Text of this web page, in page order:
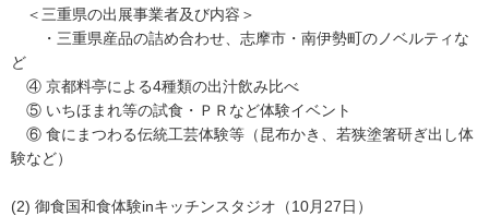
＜三重県の出展事業者及び内容＞
・三重県産品の詰め合わせ、志摩市・南伊勢町のノベルティな
ど
④ 京都料亭による4種類の出汁飲み比べ
⑤ いちほまれ等の試食・ＰＲなど体験イベント
⑥ 食にまつわる伝統工芸体験等（昆布かき、若狭塗箸研ぎ出し体
験など）
(2) 御食国和食体験inキッチンスタジオ（10月27日）